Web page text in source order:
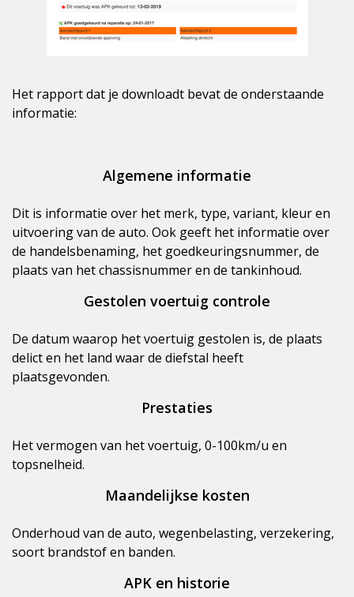
Het rapport dat je downloadt bevat de onderstaande
informatie:
Algemene informatie
Dit is informatie over het merk, type, variant, kleur en
uitvoering van de auto. Ook geeft het informatie over
de handelsbenaming, het goedkeuringsnummer, de
plaats van het chassisnummer en de tankinhoud.
Gestolen voertuig controle
De datum waarop het voertuig gestolen is, de plaats
delict en het land waar de diefstal heeft
plaatsgevonden.
Prestaties
Het vermogen van het voertuig, 0-100km/u en
topsnelheid.
Maandelijkse kosten
Onderhoud van de auto, wegenbelasting, verzekering,
soort brandstof en banden.
APK en historie